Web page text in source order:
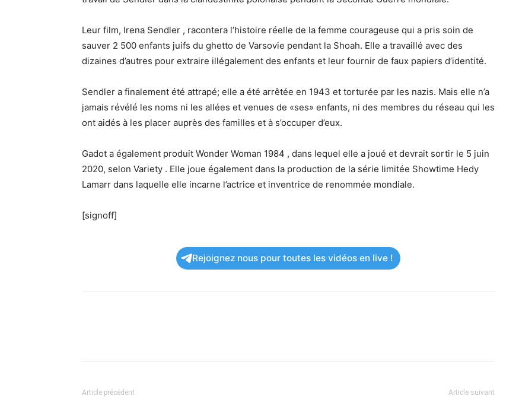
Leur film, Irena Sendler , racontera l’histoire réelle de la femme courageuse qui a pris soin de
sauver 2 500 enfants juifs du ghetto de Varsovie pendant la Shoah. Elle a travaillé avec des
dizaines d’autres pour extraire illégalement des enfants et leur fournir de faux papiers d’identité.
Sendler a finalement été attrapé; elle a été arrêtée en 1943 et torturée par les nazis. Mais elle n’a
jamais révélé les noms ni les allées et venues de «ses» enfants, ni des membres du réseau qui les
ont aidés à les placer auprès des familles et à s’occuper d’eux.
Gadot a également produit Wonder Woman 1984 , dans lequel elle a joué et devrait sortir le 5 juin
2020, selon Variety . Elle joue également dans la production de la série limitée Showtime Hedy
Lamarr dans laquelle elle incarne l’actrice et inventrice de renommée mondiale.
[signoff]
Rejoignez nous pour toutes les vidéos en live !
Article précédent Article suivant